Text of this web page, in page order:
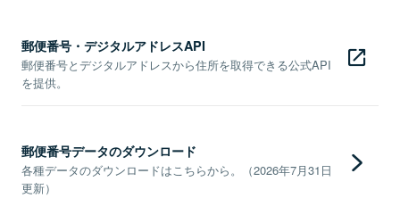
郵便番号・デジタルアドレスAPI
郵便番号とデジタルアドレスから住所を取得できる公式API
を提供。
郵便番号データのダウンロード
各種データのダウンロードはこちらから。（2026年7月31日
更新）